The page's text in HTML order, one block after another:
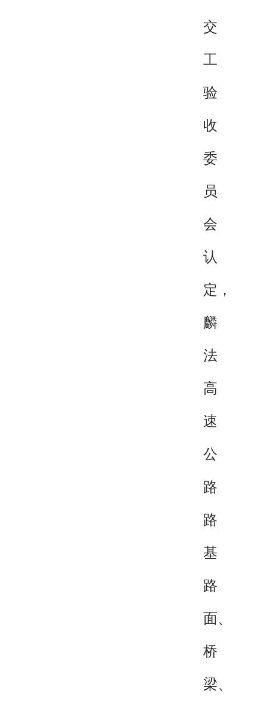
交
工
验
收
委
员
会
认
定，
麟
法
高
速
公
路
路
基
路
面、
桥
梁、